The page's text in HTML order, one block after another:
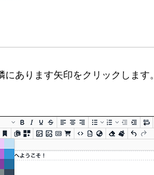
にあります矢印をクリックしま